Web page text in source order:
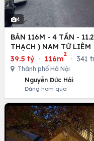
4
BÁN 116M - 4 TẦN -
THẠCH ) NAM TỪ LIÊM
39.5 tỷ · 116m
2
· 341
Thành phố Hà Nội
Nguyễn Đức Hải
Đăng hôm qua